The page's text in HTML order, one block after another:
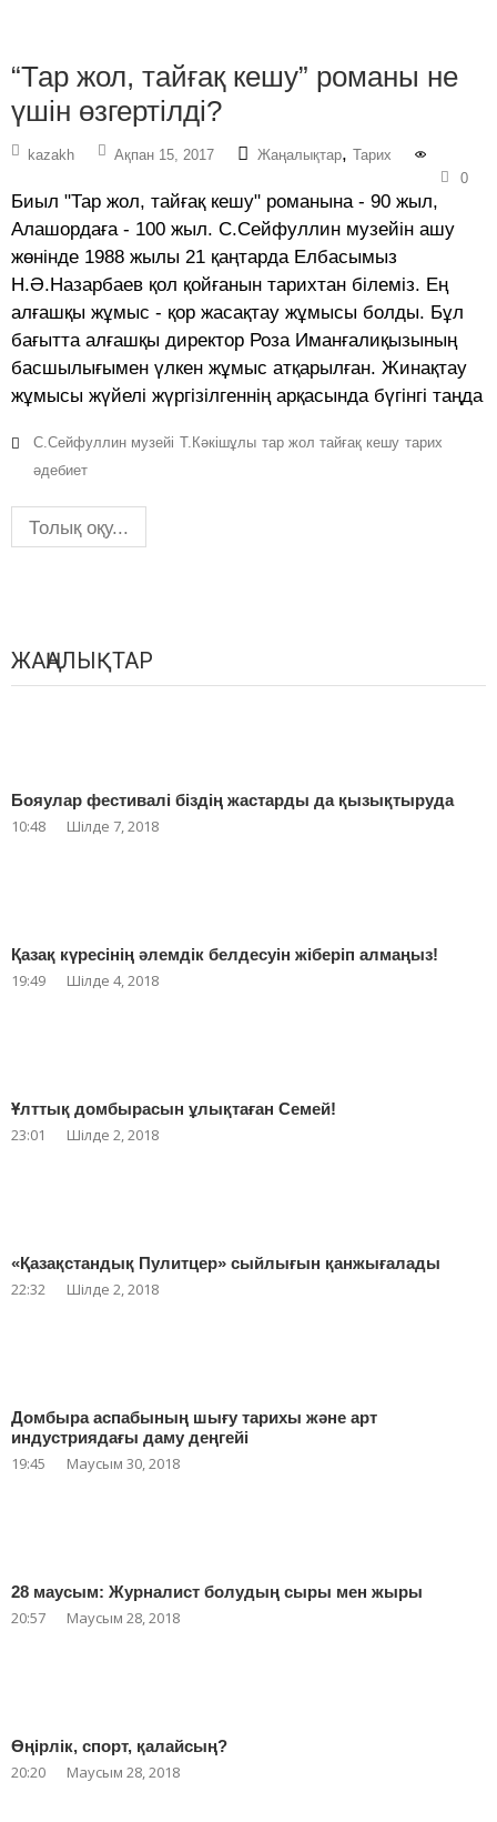
“Тар жол, тайғақ кешу” романы не
үшін өзгертілді?
kazakh Ақпан 15, 2017 Жаңалықтар, Тарих
0
Биыл "Тар жол, тайғақ кешу" романына - 90 жыл,
Алашордаға - 100 жыл. С.Сейфуллин музейін ашу
жөнінде 1988 жылы 21 қаңтарда Елбасымыз
Н.Ә.Назарбаев қол қойғанын тарихтан білеміз. Ең
алғашқы жұмыс - қор жасақтау жұмысы болды. Бұл
бағытта алғашқы директор Роза Иманғалиқызының
басшылығымен үлкен жұмыс атқарылған. Жинақтау
жұмысы жүйелі жүргізілгеннің арқасында бүгінгі таңда
С.Сейфуллин музейі Т.Кәкішұлы тар жол тайғақ кешу тарих
әдебиет
Толық оқу...
ЖАҢАЛЫҚТАР
Бояулар фестивалі біздің жастарды да қызықтыруда
10:48 Шілде 7, 2018
Қазақ күресінің әлемдік белдесуін жіберіп алмаңыз!
19:49 Шілде 4, 2018
Ұлттық домбырасын ұлықтаған Семей!
23:01 Шілде 2, 2018
«Қазақстандық Пулитцер» сыйлығын қанжығалады
22:32 Шілде 2, 2018
Домбыра аспабының шығу тарихы және арт
индустриядағы даму деңгейі
19:45 Маусым 30, 2018
28 маусым: Журналист болудың сыры мен жыры
20:57 Маусым 28, 2018
Өңірлік, спорт, қалайсың?
20:20 Маусым 28, 2018